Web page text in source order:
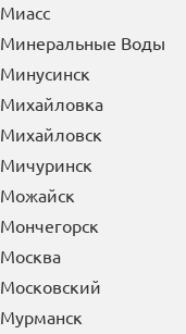
Миасс
Минеральные Воды
Минусинск
Михайловка
Михайловск
Мичуринск
Можайск
Мончегорск
Москва
Московский
Мурманск